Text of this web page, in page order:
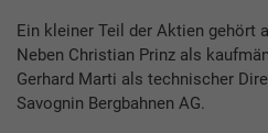
Ein kleiner Teil der Aktien gehört
Neben Christian Prinz als
Gerhard Marti als technischer
Savognin Bergbahnen AG.